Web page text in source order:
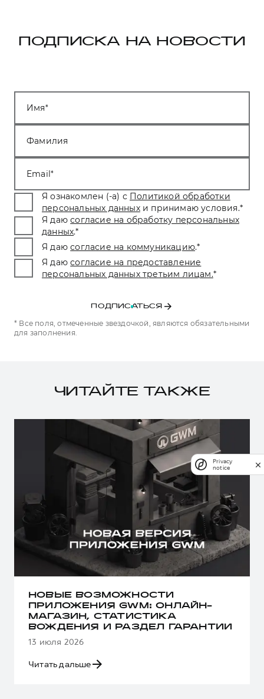
ПОДПИСКА НА НОВОСТИ
Имя
Фамилия
Email
Я ознакомлен (-а) с Политикой обработки
персональных данных и принимаю условия.*
Я даю согласие на обработку персональных
данных.*
Я даю согласие на коммуникацию.*
Я даю согласие на предоставление
персональных данных третьим лицам.*
ПОДПИСАТЬСЯ
* Все поля, отмеченные звездочкой, являются обязательными
для заполнения.
ЧИТАЙТЕ ТАКЖЕ
НОВЫЕ ВОЗМОЖНОСТИ
ПРИЛОЖЕНИЯ GWM: ОНЛАЙН-
МАГАЗИН, СТАТИСТИКА
ВОЖДЕНИЯ И РАЗДЕЛ ГАРАНТИИ
13 июля 2026
Читать дальше
Privacy
notice